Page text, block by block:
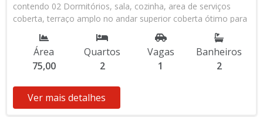
contendo 02 Dormitórios, sala, cozinha, area de serviços
coberta, terraço amplo no andar superior coberta ótimo para
festividades. Garagem coberta para 01 auto. Escritura
definitiva OK . ótima localização na Vila Tupi - Praia Grande -
Área
75,00
Quartos
2
Vagas
1
Banheiros
2
Ver mais detalhes